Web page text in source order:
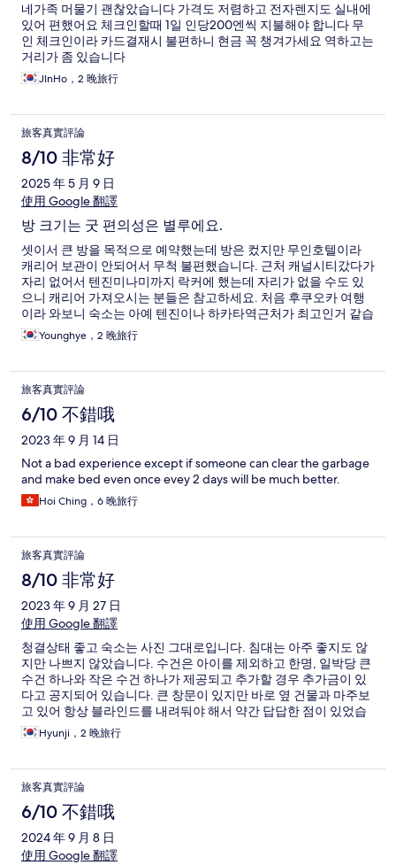
네가족 머물기 괜찮았습니다 가격도 저렴하고 전자렌지도 실내에
있어 편했어요 체크인할때 1일 인당200엔씩 지불해야 합니다 무
인 체크인이라 카드결재시 불편하니 현금 꼭 챙겨가세요 역하고는
거리가 좀 있습니다
JInHo，2 晚旅行
旅客真實評論
8/10 非常好
2025 年 5 月 9 日
使用 Google 翻譯
방 크기는 굿 편의성은 별루에요.
셋이서 큰 방을 목적으로 예약했는데 방은 컸지만 무인호텔이라
캐리어 보관이 안되어서 무척 불편했습니다. 근처 캐널시티갔다가
자리 없어서 텐진미나미까지 락커에 했는데 자리가 없을 수도 있
으니 캐리어 가져오시는 분들은 참고하세요. 처음 후쿠오카 여행
이라 와보니 숙소는 아예 텐진이나 하카타역근처가 최고인거 같습
니다. 맛집. 쇼핑 전부 그쪽에 있어서 어중간한 이 위치는 별루에
요.
Younghye，2 晚旅行
旅客真實評論
6/10 不錯哦
2023 年 9 月 14 日
Not a bad experience except if someone can clear the garbage
and make bed even once evey 2 days will be much better.
Hoi Ching，6 晚旅行
旅客真實評論
8/10 非常好
2023 年 9 月 27 日
使用 Google 翻譯
청결상태 좋고 숙소는 사진 그대로입니다. 침대는 아주 좋지도 않
지만 나쁘지 않았습니다. 수건은 아이를 제외하고 한명, 일박당 큰
수건 하나와 작은 수건 하나가 제공되고 추가할 경우 추가금이 있
다고 공지되어 있습니다. 큰 창문이 있지만 바로 옆 건물과 마주보
고 있어 항상 블라인드를 내려둬야 해서 약간 답답한 점이 있었습
니다. 나카스 강가 및 주위의 유흥가와 접해있지만 시끄럽지는 않
았고, 주변에 작은 이자카야가 있어 저녁 구경하기 나쁘지 않아 보
산책할만한 다른 동네의 숙소를 찾아보시는걸 추천드립니다. 내부
시설은 아이와 함께하기에 괜찮았습니다. (세탁기, 싱크대, 전자렌
지, 기본적 식기 있음, 욕조 있음)
Hyunji，2 晚旅行
旅客真實評論
6/10 不錯哦
2024 年 9 月 8 日
使用 Google 翻譯